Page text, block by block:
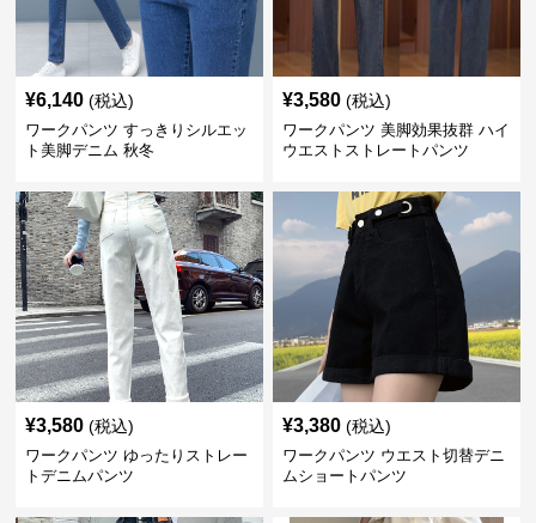
¥6,140 (税込)
ワークパンツ すっきりシルエッ
ト美脚デニム 秋冬
¥3,580 (税込)
ワークパンツ 美脚効果抜群 ハイ
ウエストストレートパンツ
¥3,580 (税込)
ワークパンツ ゆったりストレー
トデニムパンツ
¥3,380 (税込)
ワークパンツ ウエスト切替デニ
ムショートパンツ